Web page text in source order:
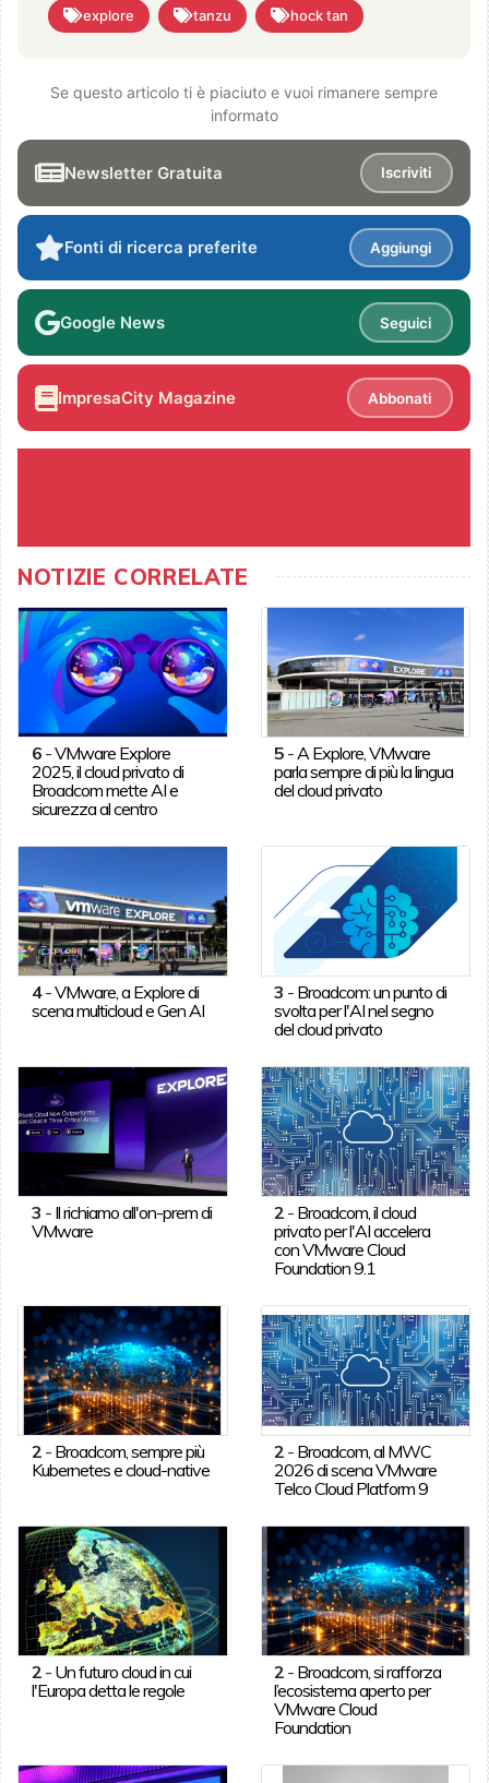
explore tanzu hock tan
Se questo articolo ti è piaciuto e vuoi rimanere sempre
informato
Newsletter Gratuita Iscriviti
Fonti di ricerca preferite Aggiungi
Google News Seguici
ImpresaCity Magazine Abbonati
NOTIZIE CORRELATE
6-VMware Explore
2025, il cloud privato di
Broadcom mette AI e
sicurezza al centro
5 -A Explore, VMware
parla sempre di più la lingua
del cloud privato
4-VMware, a Explore di
scena multicloud e Gen AI
3 - Broadcom: un punto di
svolta per l'AI nel segno
del cloud privato
3 - Il richiamo all'on-prem di
VMware
2 - Broadcom, il cloud
privato per l'AI accelera
con VMware Cloud
Foundation 9.1
2- Broadcom, sempre più
Kubernetes e cloud-native
2 - Broadcom, al MWC
2026 di scena VMware
Telco Cloud Platform 9
2- Un futuro cloud in cui
l'Europa detta le regole
2 - Broadcom, si rafforza
l’ecosistema aperto per
VMware Cloud
Foundation